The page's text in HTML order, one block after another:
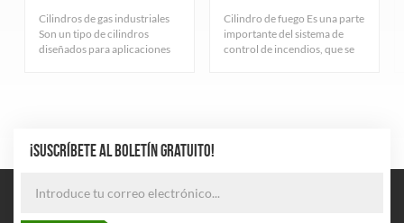
Cilindros de gas industriales
Son un tipo de cilindros
diseñados para aplicaciones
diámetro y 150 bar
Cilindro de fuego Es una parte
importante del sistema de
control de incendios, que se
¡SUSCRÍBETE AL BOLETÍN GRATUITO!